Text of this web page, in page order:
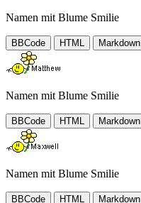
Namen mit Blume Smilie
BBCode HTML Markdown
Namen mit Blume Smilie
BBCode HTML Markdown
Namen mit Blume Smilie
BBCode HTML Markdown